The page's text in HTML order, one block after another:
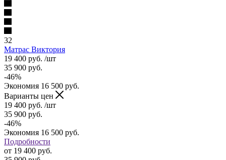
32
Матрас Виктория
19 400 руб. /шт
35 900 руб.
-46%
Экономия 16 500 руб.
Варианты цен
19 400 руб. /шт
35 900 руб.
-46%
Экономия 16 500 руб.
Подробности
от 19 400 руб.